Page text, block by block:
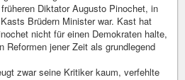
Diktator Augusto Pinochet, in
Brüdern Minister war. Kast hat
nicht für einen Demokraten halte,
Reformen jener Zeit als grundlegend
zwar seine Kritiker kaum, verfehlte